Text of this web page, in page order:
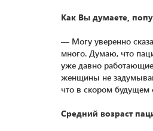
Как Вы думаете,
— Могу уверенно
много. Думаю, что
уже давно
женщины не
что в скором будущем
Средний возраст